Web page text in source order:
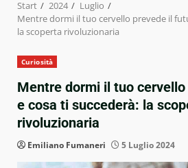
Start 2024
Luglio
Mentre dormi il tuo cervello prevede il
la scoperta rivoluzionaria
Curiosità
Mentre dormi il tuo
e cosa ti succederà: la
rivoluzionaria
Emiliano Fumaneri 5 Luglio 2024